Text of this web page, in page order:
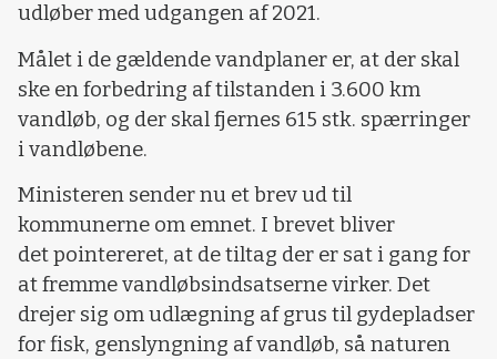
udløber med udgangen af 2021.
Målet i de gældende vandplaner er, at der skal
ske en forbedring af tilstanden i 3.600 km
vandløb, og der skal fjernes 615 stk. spærringer
i vandløbene.
Ministeren sender nu et brev ud til
kommunerne om emnet. I brevet bliver
det pointereret, at de tiltag der er sat i gang for
at fremme vandløbsindsatserne virker. Det
drejer sig om udlægning af grus til gydepladser
for fisk, genslyngning af vandløb, så naturen